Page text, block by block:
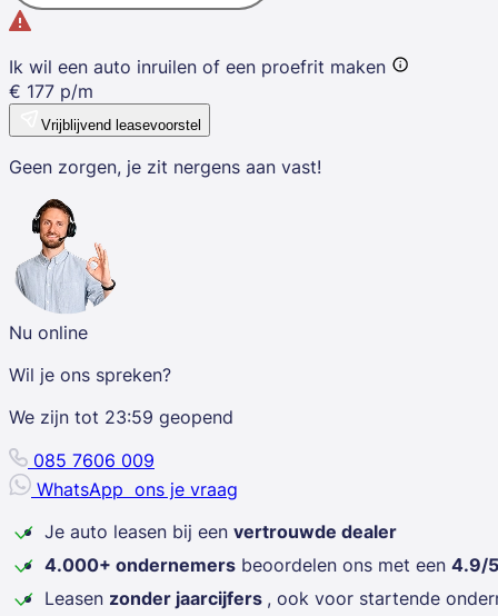
Ik wil een auto inruilen of een proefrit maken
€ 177 p/m
Vrijblijvend leasevoorstel
Geen zorgen, je zit nergens aan vast!
Nu online
Wil je ons spreken?
We zijn tot 23:59 geopend
085 7606 009
WhatsApp ons je vraag
Je auto leasen bij een vertrouwde dealer
4.000+ ondernemers beoordelen ons met een 4.9/5
Leasen zonder jaarcijfers , ook voor startende